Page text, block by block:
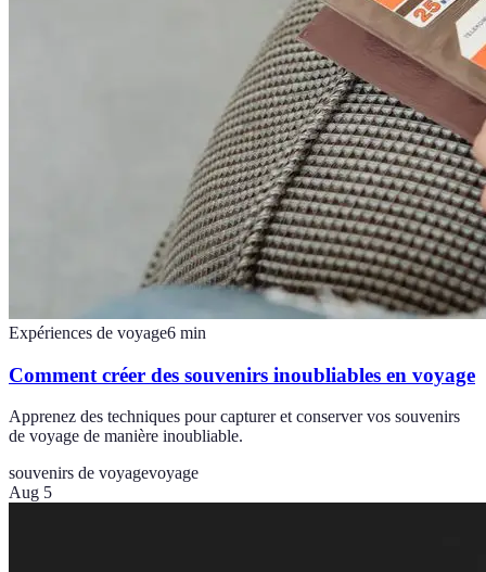
Expériences de voyage6 min
Comment créer des souvenirs inoubliables en voyage
Apprenez des techniques pour capturer et conserver vos souvenirs
de voyage de manière inoubliable.
souvenirs de voyagevoyage
Aug 5